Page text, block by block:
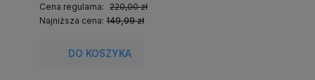
Cena regularna: 220,00 zł
Najniższa cena: 149,99 zł
DO KOSZYKA